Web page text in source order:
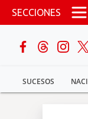
Pasar al
SECCIONES
SUCESOS
Sucesos